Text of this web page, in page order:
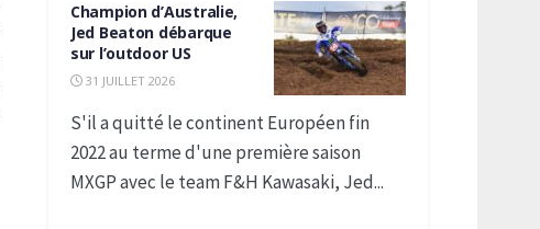
Champion d’Australie,
Jed Beaton débarque
sur l’outdoor US
31 JUILLET 2026
S'il a quitté le continent Européen fin
2022 au terme d'une première saison
MXGP avec le team F&H Kawasaki, Jed...